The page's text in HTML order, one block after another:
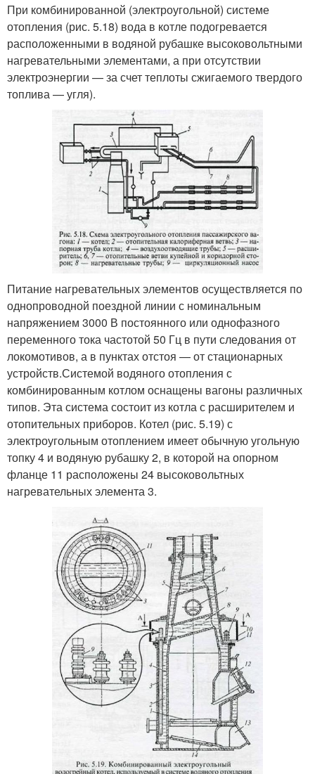
При комбинированной (электроугольной) системе
отопления (рис. 5.18) вода в котле подогревается
расположенными в водяной рубашке высоковольтными
нагревательными элементами, а при отсутствии
электроэнергии — за счет теплоты сжигаемого твердого
топлива — угля).
Питание нагревательных элементов осуществляется по
однопроводной поездной линии с номинальным
напряжением 3000 В постоянного или однофазного
переменного тока частотой 50 Гц в пути следования от
локомотивов, а в пунктах отстоя — от стационарных
устройств.Системой водяного отопления с
комбинированным котлом оснащены вагоны различных
типов. Эта система состоит из котла с расширителем и
отопительных приборов. Котел (рис. 5.19) с
электроугольным отоплением имеет обычную угольную
топку 4 и водяную рубашку 2, в которой на опорном
фланце 11 расположены 24 высоковольтных
нагревательных элемента 3.